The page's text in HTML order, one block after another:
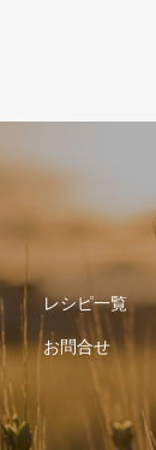
レシピ一覧
お問合せ